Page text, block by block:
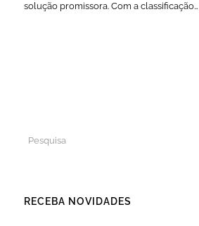
solução promissora. Com a classificação…
RECEBA NOVIDADES